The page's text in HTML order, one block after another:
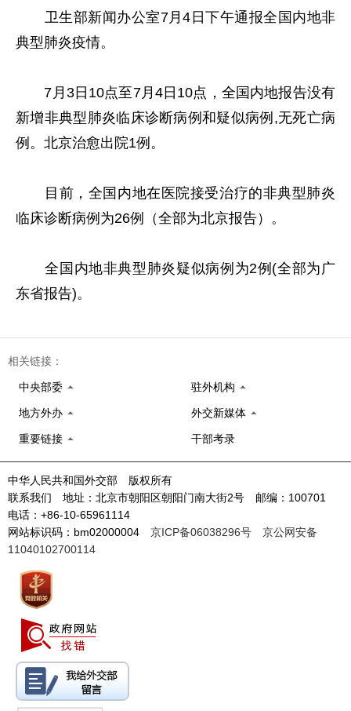
卫生部新闻办公室7月4日下午通报全国内地非
典型肺炎疫情。
7月3日10点至7月4日10点，全国内地报告没有
新增非典型肺炎临床诊断病例和疑似病例,无死亡病
例。北京治愈出院1例。
目前，全国内地在医院接受治疗的非典型肺炎
临床诊断病例为26例（全部为北京报告）。
全国内地非典型肺炎疑似病例为2例(全部为广
东省报告)。
相关链接：
中央部委 驻外机构
地方外办 外交新媒体
重要链接 干部考录
中华人民共和国外交部 版权所有
联系我们 地址：北京市朝阳区朝阳门南大街2号 邮编：100701
电话：+86-10-65961114
网站标识码：bm02000004 京ICP备06038296号
京公网安备
11040102700114